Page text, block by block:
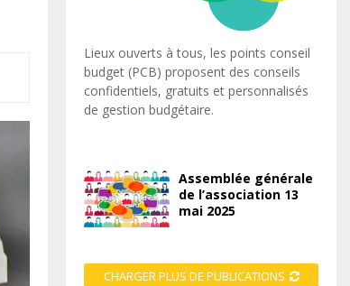
Lieux ouverts à tous, les points conseil
budget (PCB) proposent des conseils
confidentiels, gratuits et personnalisés
de gestion budgétaire.
Assemblée générale
de l’association 13
mai 2025
CHARGER PLUS DE PUBLICATIONS